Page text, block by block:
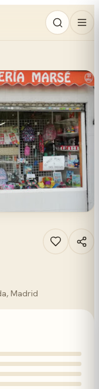
Madrid